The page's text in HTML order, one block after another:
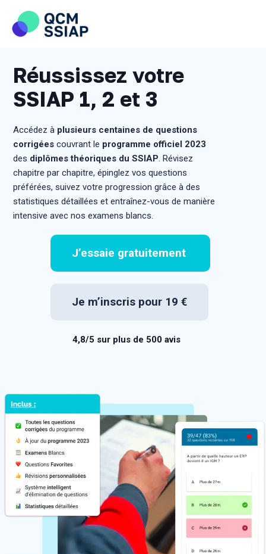
content
Réussissez votre
SSIAP 1, 2 et 3
Accédez à plusieurs centaines de questions
corrigées couvrant le programme officiel 2023
des diplômes théoriques du SSIAP. Révisez
chapitre par chapitre, épinglez vos questions
préférées, suivez votre progression grâce à des
statistiques détaillées et entraînez-vous de manière
intensive avec nos examens blancs.
J’essaie gratuitement
Je m’inscris pour 19 €
4,8/5 sur plus de 500 avis